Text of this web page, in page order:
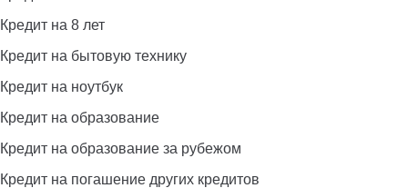
Кредит на 8 лет
Кредит на бытовую технику
Кредит на ноутбук
Кредит на образование
Кредит на образование за рубежом
Кредит на погашение других кредитов